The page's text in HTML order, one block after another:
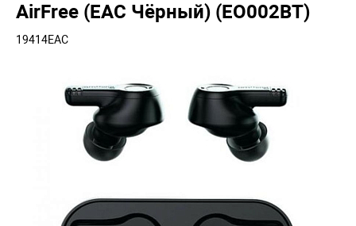
AirFree (EAC Чёрный) (EO002BT)
19414EAC